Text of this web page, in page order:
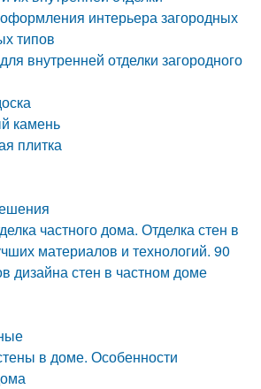
интерьера загородных
типов
внутренней отделки загородного
камень
плитка
частного дома. Отделка стен в
материалов и технологий. 90
дизайна стен в частном доме
в доме. Особенности